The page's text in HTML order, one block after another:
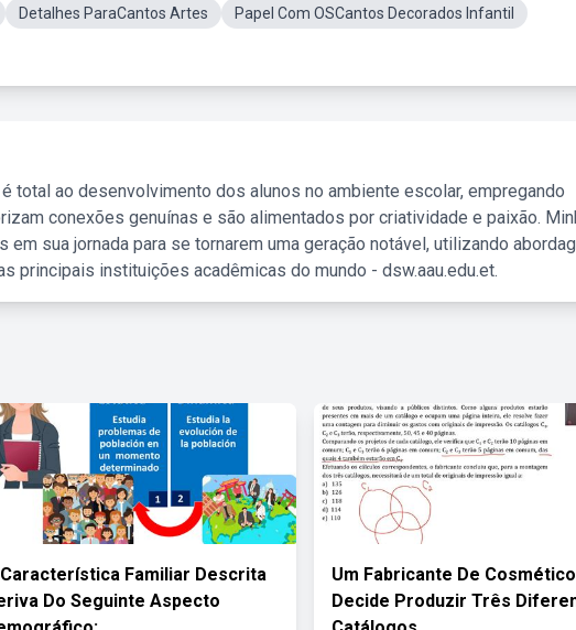
Detalhes ParaCantos Artes
Papel Com OSCantos Decorados Infantil
total ao desenvolvimento dos alunos no ambiente escolar, empregando
conexões genuínas e são alimentados por criatividade e paixão.
sua jornada para se tornarem uma geração notável, utilizando
principais instituições acadêmicas do mundo - dsw.aau.edu.et.
Familiar Descrita
Do Seguinte Aspecto
Um Fabricante De
Decide Produzir Três